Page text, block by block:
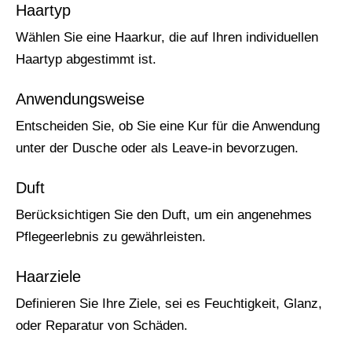
Haartyp
Wählen Sie eine Haarkur, die auf Ihren individuellen
Haartyp abgestimmt ist.
Anwendungsweise
Entscheiden Sie, ob Sie eine Kur für die Anwendung
unter der Dusche oder als Leave-in bevorzugen.
Duft
Berücksichtigen Sie den Duft, um ein angenehmes
Pflegeerlebnis zu gewährleisten.
Haarziele
Definieren Sie Ihre Ziele, sei es Feuchtigkeit, Glanz,
oder Reparatur von Schäden.